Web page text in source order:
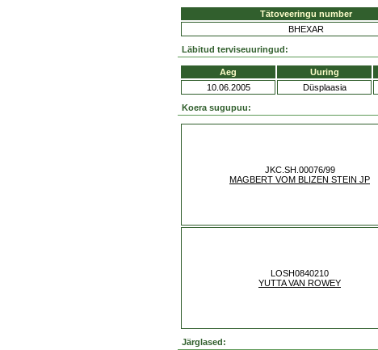
Tätoveeringu number
BHEXAR
Läbitud terviseuuringud:
Aeg Uuring
10.06.2005
Düsplaasia
Koera sugupuu:
JKC.SH.00076/99
MAGBERT VOM BLIZEN STEIN JP
LOSH0840210
YUTTA VAN ROWEY
Järglased: